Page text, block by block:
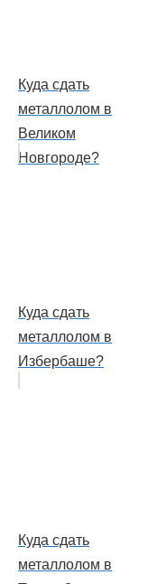
Куда сдать
металлолом в
Великом
Новгороде?
Куда сдать
металлолом в
Избербаше?
Куда сдать
металлолом в